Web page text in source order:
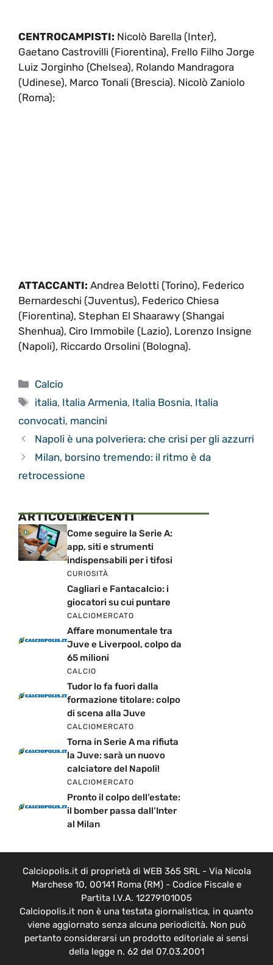
CENTROCAMPISTI: Nicolò Barella (Inter),
Gaetano Castrovilli (Fiorentina), Frello Filho Jorge
Luiz Jorginho (Chelsea), Rolando Mandragora
(Udinese), Marco Tonali (Brescia). Nicolò Zaniolo
(Roma);
ATTACCANTI: Andrea Belotti (Torino), Federico
Bernardeschi (Juventus), Federico Chiesa
(Fiorentina), Stephan El Shaarawy (Shangai
Shenhua), Ciro Immobile (Lazio), Lorenzo Insigne
(Napoli), Riccardo Orsolini (Bologna).
Categorie
Calcio
Tag
italia, Italia Armenia, Italia Bosnia, Italia
convocati, mancini
Napoli è una polveriera: che crisi per gli azzurri
Milan, borsino tremendo: il ritmo è da
retrocessione
ARTICOLI RECENTI
CALCIO
Come seguire la Serie A:
app, siti e strumenti
indispensabili per i tifosi
CURIOSITÀ
Cagliari e Fantacalcio: i
giocatori su cui puntare
CALCIOMERCATO
Affare monumentale tra
Juve e Liverpool, colpo da
65 milioni
CALCIO
Tudor lo fa fuori dalla
formazione titolare: colpo
di scena alla Juve
CALCIOMERCATO
Torna in Serie A ma rifiuta
la Juve: sarà un nuovo
calciatore del Napoli!
CALCIOMERCATO
Pronto il colpo dell’estate:
il bomber passa dall’Inter
al Milan
Calciopolis.it di proprietà di WEB 365 SRL - Via Nicola
Marchese 10, 00141 Roma (RM) - Codice Fiscale e
Partita I.V.A. 12279101005
Calciopolis.it non è una testata giornalistica, in quanto
viene aggiornato senza alcuna periodicità. Non può
pertanto considerarsi un prodotto editoriale ai sensi
della legge n. 62 del 07.03.2001